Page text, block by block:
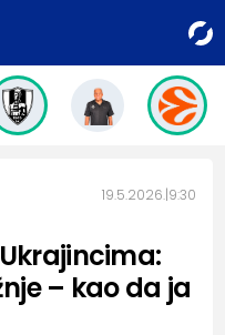
19.5.2026. 9:30
– kao da ja